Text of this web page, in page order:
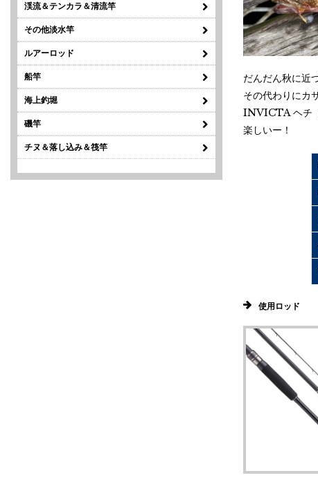
渓流＆テンカラ＆清流竿
その他淡水竿
ルアーロッド
船竿
海上釣堀
磯竿
チヌ＆落し込み＆筏竿
だんだん秋に近
その代わりにカ
INVICTA ヘチ（
楽しいー！
使用ロッド